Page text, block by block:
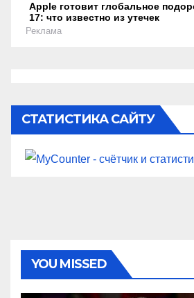
Apple готовит глобальное
17: что известно из утечек
Реклама
СТАТИСТИКА САЙТУ
YOU MISSED